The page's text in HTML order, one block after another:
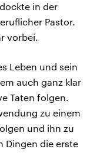
in der
Pastor.
vorbei.
Leben und sein
auch ganz klar
Taten folgen.
zu einem
und ihn zu
Dingen die erste